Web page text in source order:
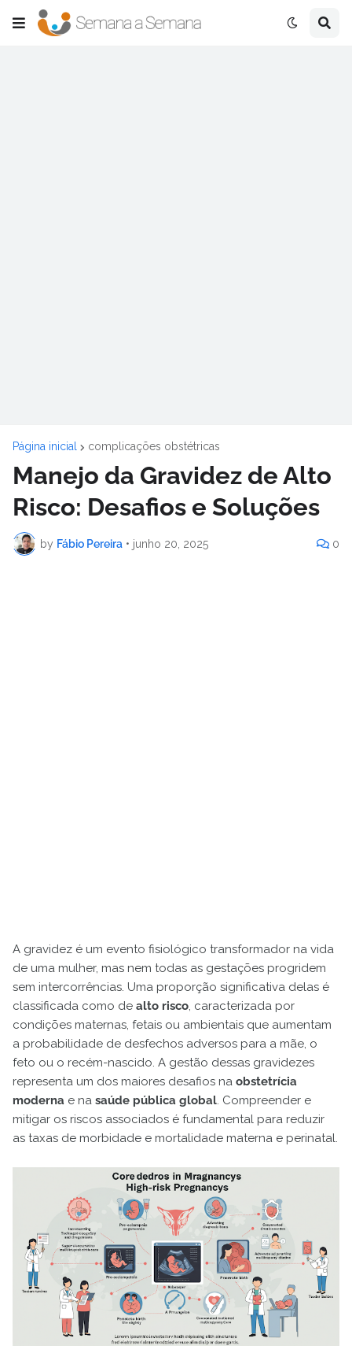
Página inicial complicações obstétricas
Manejo da Gravidez de Alto
Risco: Desafios e Soluções
by Fábio Pereira • junho 20, 2025 0
A gravidez é um evento fisiológico transformador na vida
de uma mulher, mas nem todas as gestações progridem
sem intercorrências. Uma proporção significativa delas é
classificada como de alto risco, caracterizada por
condições maternas, fetais ou ambientais que aumentam
a probabilidade de desfechos adversos para a mãe, o
feto ou o recém-nascido. A gestão dessas gravidezes
representa um dos maiores desafios na obstetrícia
moderna e na saúde pública global. Compreender e
mitigar os riscos associados é fundamental para reduzir
as taxas de morbidade e mortalidade materna e perinatal.